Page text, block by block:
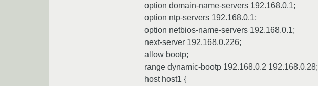
option domain-name-servers 192.168.0.1;
option ntp-servers 192.168.0.1;
option netbios-name-servers 192.168.0.1;
next-server 192.168.0.226;
allow bootp;
range dynamic-bootp 192.168.0.2 192.168.0.28;
host host1 {